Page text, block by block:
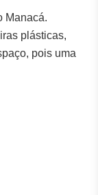
Manacá.
plásticas,
pois uma